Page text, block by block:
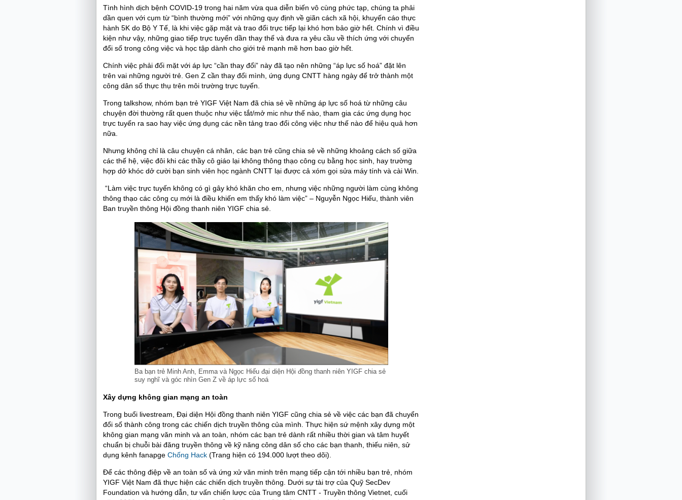
Tình hình dịch bệnh COVID-19 trong hai năm vừa qua diễn biến vô cùng phức tạp, chúng ta phải
dần quen với cụm từ “bình thường mới” với những quy định về giãn cách xã hội, khuyến cáo thực
hành 5K do Bộ Y Tế, là khi việc gặp mặt và trao đổi trực tiếp lại khó hơn bảo giờ hết. Chính vì điều
kiện như vậy, những giao tiếp trực tuyến dần thay thế và đưa ra yêu cầu về thích ứng với chuyển
đổi số trong công việc và học tập dành cho giới trẻ mạnh mẽ hơn bao giờ hết.
Chính việc phải đối mặt với áp lực “cần thay đổi” này đã tạo nên những “áp lực số hoá” đặt lên
trên vai những người trẻ. Gen Z cần thay đổi mình, ứng dụng CNTT hàng ngày để trở thành một
công dân số thực thụ trên môi trường trực tuyến.
Trong talkshow, nhóm bạn trẻ YIGF Việt Nam đã chia sẻ về những áp lực số hoá từ những câu
chuyện đời thường rất quen thuộc như việc tắt/mở mic như thế nào, tham gia các ứng dụng học
trực tuyến ra sao hay việc ứng dụng các nền tảng trao đổi công việc như thế nào để hiệu quả hơn
nữa.
Nhưng không chỉ là câu chuyện cá nhân, các bạn trẻ cũng chia sẻ về những khoảng cách số giữa
các thế hệ, việc đôi khi các thầy cô giáo lại không thông thạo công cụ bằng học sinh, hay trường
hợp dở khóc dở cười bạn sinh viên học ngành CNTT lại được cả xóm gọi sửa máy tính và cài Win.
“Làm việc trực tuyến không có gì gây khó khăn cho em, nhưng việc những người làm cùng không
thông thạo các công cụ mới là điều khiến em thấy khó làm việc” – Nguyễn Ngọc Hiếu, thành viên
Ban truyền thông Hội đồng thanh niên YIGF chia sẻ.
Ba bạn trẻ Minh Anh, Emma và Ngọc Hiếu đại diện Hội đồng thanh niên YIGF chia sẻ
suy nghĩ và góc nhìn Gen Z về áp lực số hoá
Xây dựng không gian mạng an toàn
Trong buổi livestream, Đại diện Hội đồng thanh niên YIGF cũng chia sẻ về việc các bạn đã chuyển
đổi số thành công trong các chiến dịch truyền thông của mình. Thực hiện sứ mệnh xây dựng một
không gian mạng văn minh và an toàn, nhóm các bạn trẻ dành rất nhiều thời gian và tâm huyết
chuẩn bị chuỗi bài đăng truyền thông về kỹ năng công dân số cho các bạn thanh, thiếu niên, sử
dụng kênh fanapge Chống Hack (Trang hiện có 194.000 lượt theo dõi).
Để các thông điệp về an toàn số và ứng xử văn minh trên mạng tiếp cận tới nhiều bạn trẻ, nhóm
YIGF Việt Nam đã thực hiện các chiến dịch truyền thông. Dưới sự tài trợ của Quỹ SecDev
Foundation và hướng dẫn, tư vấn chiến lược của Trung tâm CNTT - Truyền thông Vietnet, cuối